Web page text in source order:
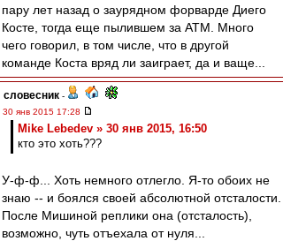
пару лет назад о заурядном форварде Диего
Косте, тогда еще пылившем за АТМ. Много
чего говорил, в том числе, что в другой
команде Коста вряд ли заиграет, да и ваще...
словесник -
30 янв 2015 17:28
Mike Lebedev » 30 янв 2015, 16:50
кто это хоть???
У-ф-ф... Хоть немного отлегло. Я-то обоих не
знаю -- и боялся своей абсолютной отсталости.
После Мишиной реплики она (отсталость),
возможно, чуть отъехала от нуля...